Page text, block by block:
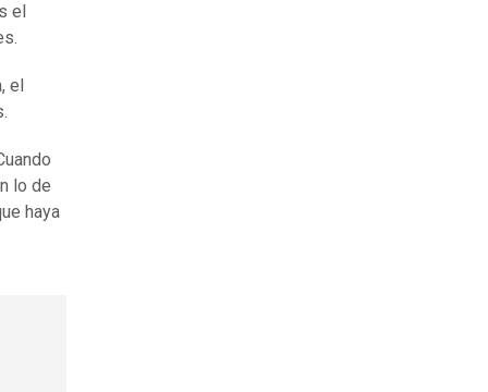
el
el
lo de
haya